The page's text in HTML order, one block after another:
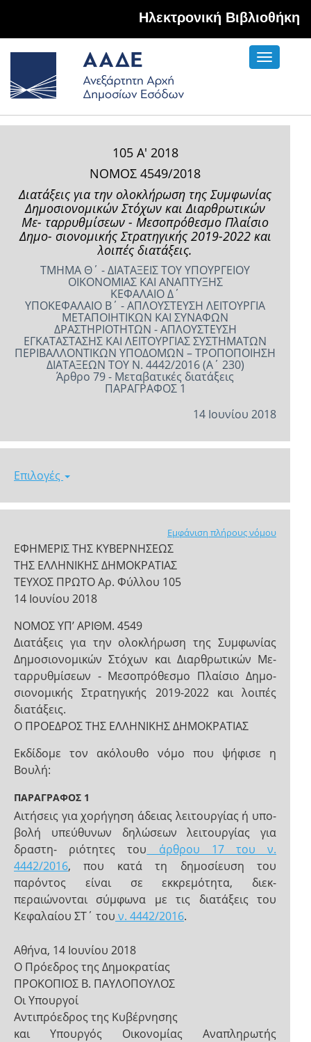
Hλεκτρονική Βιβλιοθήκη
Toggle
105 Α' 2018
ΝΟΜΟΣ 4549/2018
Διατάξεις για την ολοκλήρωση της Συμφωνίας
Δημοσιονομικών Στόχων και Διαρθρωτικών
Με- ταρρυθμίσεων - Μεσοπρόθεσμο Πλαίσιο
Δημο- σιονομικής Στρατηγικής 2019-2022 και
λοιπές διατάξεις.
ΤΜΗΜΑ Θ΄ - ΔΙΑΤΑΞΕΙΣ ΤΟΥ ΥΠΟΥΡΓΕΙΟΥ
ΟΙΚΟΝΟΜΙΑΣ ΚΑΙ ΑΝΑΠΤΥΞΗΣ
ΚΕΦΑΛΑΙΟ Δ΄
ΥΠΟΚΕΦΑΛΑΙΟ Β΄ - ΑΠΛΟΥΣΤΕΥΣΗ ΛΕΙΤΟΥΡΓΙΑ
ΜΕΤΑΠΟΙΗΤΙΚΩΝ ΚΑΙ ΣΥΝΑΦΩΝ
ΔΡΑΣΤΗΡΙΟΤΗΤΩΝ - ΑΠΛΟΥΣΤΕΥΣΗ
ΕΓΚΑΤΑΣΤΑΣΗΣ ΚΑΙ ΛΕΙΤΟΥΡΓΙΑΣ ΣΥΣΤΗΜΑΤΩΝ
ΠΕΡΙΒΑΛΛΟΝΤΙΚΩΝ ΥΠΟΔΟΜΩΝ – ΤΡΟΠΟΠΟΙΗΣΗ
ΔΙΑΤΑΞΕΩΝ ΤΟΥ Ν. 4442/2016 (Α΄ 230)
Άρθρο 79 - Μεταβατικές διατάξεις
ΠΑΡΑΓΡΑΦΟΣ 1
14 Ιουνίου 2018
Επιλογές
Εμφάνιση πλήρους νόμου
ΕΦΗΜΕΡΙΣ ΤΗΣ ΚΥΒΕΡΝΗΣΕΩΣ
ΤΗΣ ΕΛΛΗΝΙΚΗΣ ΔΗΜΟΚΡΑΤΙΑΣ
ΤΕΥΧΟΣ ΠΡΩΤΟ Αρ. Φύλλου 105
14 Ιουνίου 2018
NOMOΣ ΥΠ’ ΑΡΙΘΜ. 4549
Διατάξεις για την ολοκλήρωση της Συμφωνίας
Δημοσιονομικών Στόχων και Διαρθρωτικών Με-
ταρρυθμίσεων - Μεσοπρόθεσμο Πλαίσιο Δημο-
σιονομικής Στρατηγικής 2019-2022 και λοιπές
διατάξεις.
Ο ΠΡΟΕΔΡΟΣ ΤΗΣ ΕΛΛΗΝΙΚΗΣ ΔΗΜΟΚΡΑΤΙΑΣ
Εκδίδομε τον ακόλουθο νόμο που ψήφισε η
Βουλή:
ΠΑΡΑΓΡΑΦΟΣ 1
Αιτήσεις για χορήγηση άδειας λειτουργίας ή υπο-
βολή υπεύθυνων δηλώσεων λειτουργίας για
δραστη- ριότητες του άρθρου 17 του ν.
4442/2016, που κατά τη δημοσίευση του
παρόντος είναι σε εκκρεμότητα, διεκ-
περαιώνονται σύμφωνα με τις διατάξεις του
Κεφαλαίου ΣΤ΄ του ν. 4442/2016.
Αθήνα, 14 Ιουνίου 2018
Ο Πρόεδρος της Δημοκρατίας
ΠΡΟΚΟΠΙΟΣ Β. ΠΑΥΛΟΠΟΥΛΟΣ
Οι Υπουργοί
Αντιπρόεδρος της Κυβέρνησης
και Υπουργός Οικονομίας Αναπληρωτής